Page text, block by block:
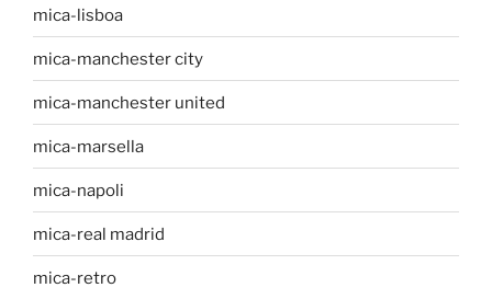
mica-lisboa
mica-manchester city
mica-manchester united
mica-marsella
mica-napoli
mica-real madrid
mica-retro